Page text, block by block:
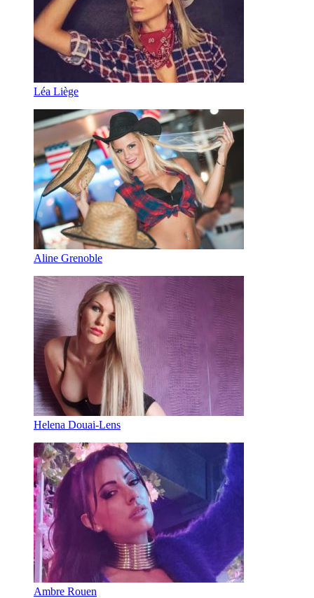
Léa Liège
Aline Grenoble
Helena Douai-Lens
Ambre Rouen